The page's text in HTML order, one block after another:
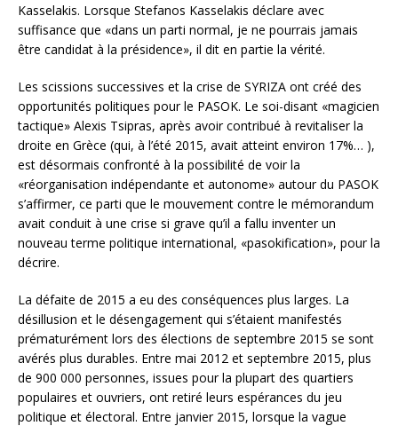
Kasselakis. Lorsque Stefanos Kasselakis déclare avec
suffisance que «dans un parti normal, je ne pourrais jamais
être candidat à la présidence», il dit en partie la vérité.
Les scissions successives et la crise de SYRIZA ont créé des
opportunités politiques pour le PASOK. Le soi-disant «magicien
tactique» Alexis Tsipras, après avoir contribué à revitaliser la
droite en Grèce (qui, à l’été 2015, avait atteint environ 17%… ),
est désormais confronté à la possibilité de voir la
«réorganisation indépendante et autonome» autour du PASOK
s’affirmer, ce parti que le mouvement contre le mémorandum
avait conduit à une crise si grave qu’il a fallu inventer un
nouveau terme politique international, «pasokification», pour la
décrire.
La défaite de 2015 a eu des conséquences plus larges. La
désillusion et le désengagement qui s’étaient manifestés
prématurément lors des élections de septembre 2015 se sont
avérés plus durables. Entre mai 2012 et septembre 2015, plus
de 900 000 personnes, issues pour la plupart des quartiers
populaires et ouvriers, ont retiré leurs espérances du jeu
politique et électoral. Entre janvier 2015, lorsque la vague